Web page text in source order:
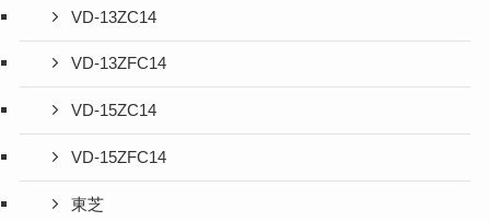
VD-13ZC14
VD-13ZFC14
VD-15ZC14
VD-15ZFC14
東芝